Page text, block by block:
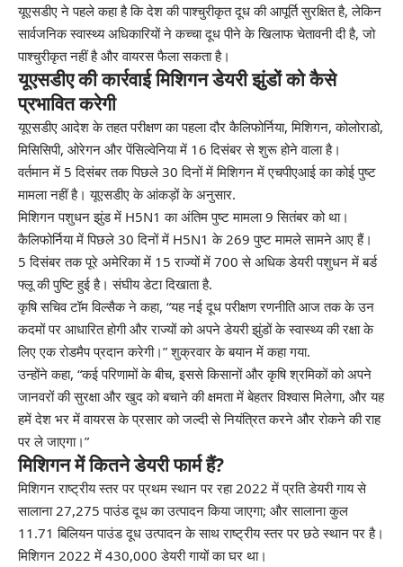
यूएसडीए ने पहले कहा है कि देश की पाश्चुरीकृत दूध की आपूर्ति सुरक्षित है, लेकिन
सार्वजनिक स्वास्थ्य अधिकारियों ने कच्चा दूध पीने के खिलाफ चेतावनी दी है, जो
पाश्चुरीकृत नहीं है और वायरस फैला सकता है।
यूएसडीए की कार्रवाई मिशिगन डेयरी झुंडों को कैसे
प्रभावित करेगी
यूएसडीए आदेश के तहत परीक्षण का पहला दौर कैलिफोर्निया, मिशिगन, कोलोराडो,
मिसिसिपी, ओरेगन और पेंसिल्वेनिया में 16 दिसंबर से शुरू होने वाला है।
वर्तमान में 5 दिसंबर तक पिछले 30 दिनों में मिशिगन में एचपीएआई का कोई पुष्ट
मामला नहीं है।यूएसडीए के आंकड़ों के अनुसार.
मिशिगन पशुधन झुंड में H5N1 का अंतिम पुष्ट मामला 9 सितंबर को था।
कैलिफोर्निया में पिछले 30 दिनों में H5N1 के 269 पुष्ट मामले सामने आए हैं।
5 दिसंबर तक पूरे अमेरिका में 15 राज्यों में 700 से अधिक डेयरी पशुधन में बर्ड
फ्लू की पुष्टि हुई है।संघीय डेटा दिखाता है.
कृषि सचिव टॉम विल्सैक ने कहा, “यह नई दूध परीक्षण रणनीति आज तक के उन
कदमों पर आधारित होगी और राज्यों को अपने डेयरी झुंडों के स्वास्थ्य की रक्षा के
लिए एक रोडमैप प्रदान करेगी।”शुक्रवार के बयान में कहा गया.
उन्होंने कहा, “कई परिणामों के बीच, इससे किसानों और कृषि श्रमिकों को अपने
जानवरों की सुरक्षा और खुद को बचाने की क्षमता में बेहतर विश्वास मिलेगा, और यह
हमें देश भर में वायरस के प्रसार को जल्दी से नियंत्रित करने और रोकने की राह
पर ले जाएगा।”
मिशिगन में कितने डेयरी फार्म हैं?
मिशिगन राष्ट्रीय स्तर पर प्रथम स्थान पर रहा2022 में प्रति डेयरी गाय से
सालाना 27,275 पाउंड दूध का उत्पादन किया जाएगा; और सालाना कुल
11.71 बिलियन पाउंड दूध उत्पादन के साथ राष्ट्रीय स्तर पर छठे स्थान पर है।
मिशिगन 2022 में 430,000 डेयरी गायों का घर था।